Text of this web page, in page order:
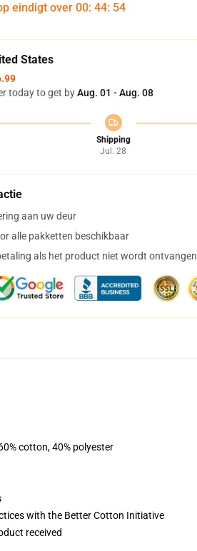
eindigt over 00: 44: 53
States
today to get byAug. 01 - Aug. 08
Shipping
Jul. 28
aan uw deur
alle pakketten beschikbaar
als het product niet wordt ontvangen
cotton, 40% polyester
with the Better Cotton Initiative
received